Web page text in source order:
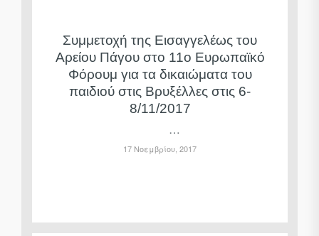
Συμμετοχή της Εισαγγελέως του
Αρείου Πάγου στο 11ο Ευρωπαϊκό
Φόρουμ για τα δικαιώματα του
παιδιού στις Βρυξέλλες στις 6-
8/11/2017
…
17 Νοεμβρίου, 2017